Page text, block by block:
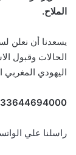
الملاح.
يسعدنا أن نعلن
الحالات وقبول
اليهودي المغربي
راسلنا علي